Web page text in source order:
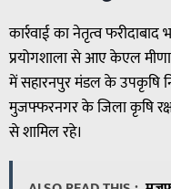
कार्रवाई का नेतृत्व
प्रयोगशाला से आए केएल
में सहारनपुर मंडल के उपकृषि
मुजफ्फरनगर के जिला कृषि
से शामिल रहे।